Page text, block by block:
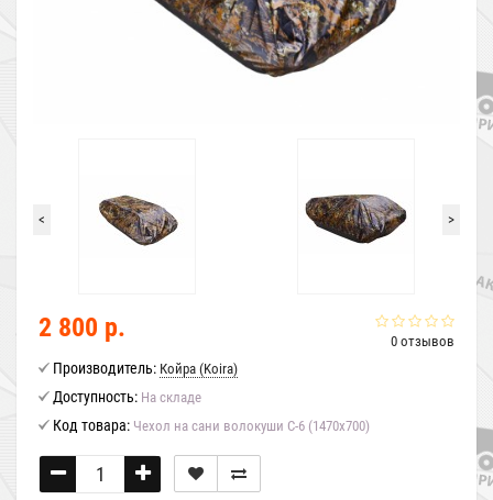
< >
0 отзывов
2 800 р.
Производитель: Койра (Koira)
Доступность: На складе
Код товара: Чехол на сани волокуши С-6 (1470х700)